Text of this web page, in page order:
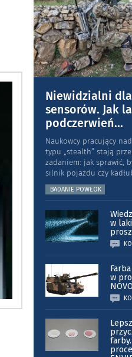
Niewidzialni dla
sensorów. Jak
podczerwień...
Naukowcy pracujący
typu „stea­lth” stają
zadaniem: jak sprawić,
silnik pojazdu czy
BADANIE POWŁOK
w
w